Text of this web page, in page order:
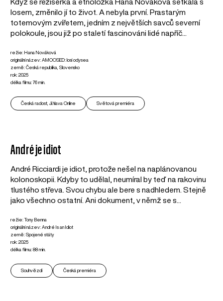
Když se režisérka a etnoložka Hana Nováková setkala s
losem, změnilo jí to život. A nebyla první. Prastarým
totemovým zvířetem, jedním z největších savců severní
polokoule, jsou již po staletí fascinováni lidé napříč...
režie: Hana Nováková
originální název: AMOOSED: losí odysea
země: Česká republika, Slovensko
rok: 2025
délka filmu: 76 min.
Česká radost, Ji.hlava Online Světová premiéra
André je idiot
André Ricciardi je idiot, protože nešel na naplánovanou
kolonoskopii. Kdyby to udělal, neumíral by teď na rakovinu
tlustého střeva. Svou chybu ale bere s nadhledem. Stejně
jako všechno ostatní. Ani dokument, v němž se s...
režie: Tony Benna
originální název: André Is an Idiot
země: Spojené státy
rok: 2025
délka filmu: 88 min.
Souhvězdí Česká premiéra